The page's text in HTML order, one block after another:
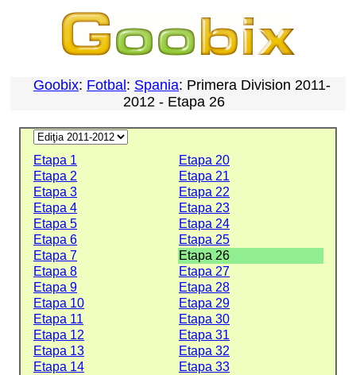
Goobix: Fotbal : Spania: Primera Division 2011-
2012 - Etapa 26
Etapa 1
Etapa 20
Etapa 2
Etapa 21
Etapa 3
Etapa 22
Etapa 4
Etapa 23
Etapa 5
Etapa 24
Etapa 6
Etapa 25
Etapa 7
Etapa 26
Etapa 8
Etapa 27
Etapa 9
Etapa 28
Etapa 10
Etapa 29
Etapa 11
Etapa 30
Etapa 12
Etapa 31
Etapa 13
Etapa 32
Etapa 14
Etapa 33